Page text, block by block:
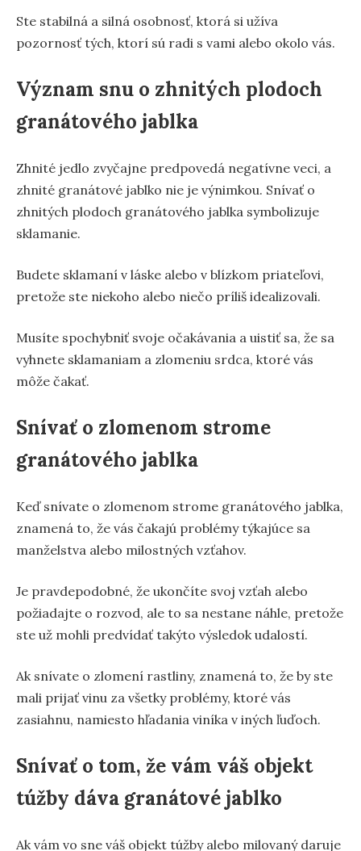
Ste stabilná a silná osobnosť, ktorá si užíva
pozornosť tých, ktorí sú radi s vami alebo okolo vás.
Význam snu o zhnitých plodoch
granátového jablka
Zhnité jedlo zvyčajne predpovedá negatívne veci, a
zhnité granátové jablko nie je výnimkou. Snívať o
zhnitých plodoch granátového jablka symbolizuje
sklamanie.
Budete sklamaní v láske alebo v blízkom priateľovi,
pretože ste niekoho alebo niečo príliš idealizovali.
Musíte spochybniť svoje očakávania a uistiť sa, že sa
vyhnete sklamaniam a zlomeniu srdca, ktoré vás
môže čakať.
Snívať o zlomenom strome
granátového jablka
Keď snívate o zlomenom strome granátového jablka,
znamená to, že vás čakajú problémy týkajúce sa
manželstva alebo milostných vzťahov.
Je pravdepodobné, že ukončíte svoj vzťah alebo
požiadajte o rozvod, ale to sa nestane náhle, pretože
ste už mohli predvídať takýto výsledok udalostí.
Ak snívate o zlomení rastliny, znamená to, že by ste
mali prijať vinu za všetky problémy, ktoré vás
zasiahnu, namiesto hľadania viníka v iných ľuďoch.
Snívať o tom, že vám váš objekt
túžby dáva granátové jablko
Ak vám vo sne váš objekt túžby alebo milovaný daruje